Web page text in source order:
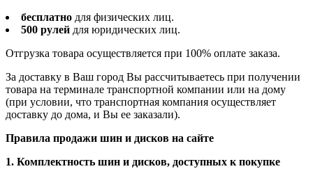
бесплатно для физических лиц.
500 рулей для юридических лиц.
Отгрузка товара осуществляется при 100% оплате заказа.
За доставку в Ваш город Вы рассчитываетесь при получении
товара на терминале транспортной компании или на дому
(при условии, что транспортная компания осуществляет
доставку до дома, и Вы ее заказали).
Правила продажи шин и дисков на сайте
1. Комплектность шин и дисков, доступных к покупке